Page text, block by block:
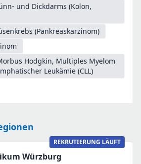
und Dickdarms (Kolon,
(Pankreaskarzinom)
Hodgkin, Multiples Myelom
Leukämie (CLL)
REKRUTIERUNG LÄUFT
Würzburg